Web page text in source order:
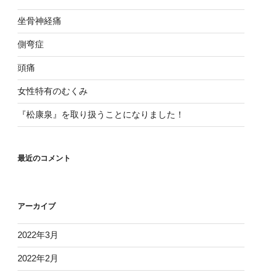
坐骨神経痛
側弯症
頭痛
女性特有のむくみ
『松康泉』を取り扱うことになりました！
最近のコメント
アーカイブ
2022年3月
2022年2月